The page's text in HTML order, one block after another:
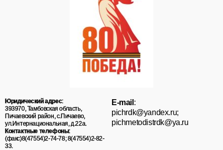
Юридический адрес:
393970, Тамбовская область,
Пичаевский район, с.Пичаево,
ул.Интернациональная, д.22а.
Контактные телефоны:
(факс)8(47554)2-74-78; 8(47554)2-82-
33.
E-mail :
pichrdk@yаndex.ru;
pichmetodistrdk@ya.ru